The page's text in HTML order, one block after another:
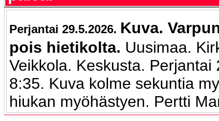
Perjantai 29.5.2026. Kuva.
pois hietikolta. Uusimaa.
Veikkola. Keskusta. Perjantai
8:35. Kuva kolme sekuntia
hiukan myöhästyen. Pertti